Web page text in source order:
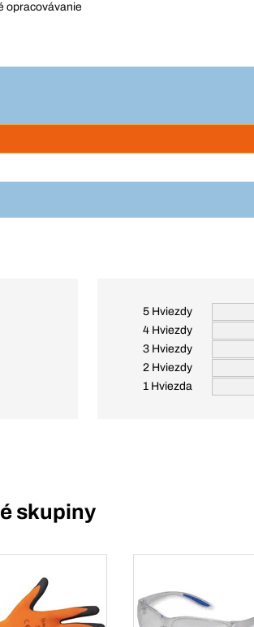
opracovávanie
5 Hviezdy
4 Hviezdy
3 Hviezdy
2 Hviezdy
1 Hviezda
skupiny